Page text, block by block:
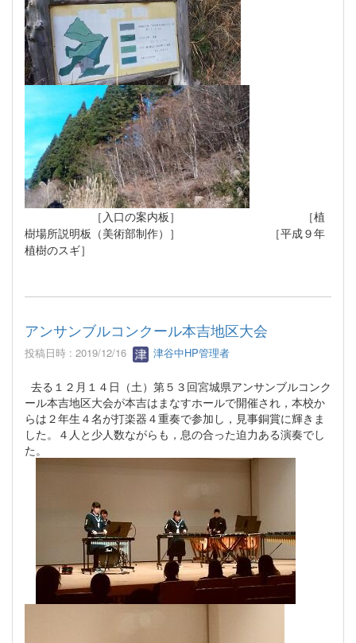
［入口の案内板］ ［植
樹場所説明板（美術部制作）］ ［平成９年
植樹のスギ］
アンサンブルコンクール本吉地区大会
投稿日時 : 2019/12/16 津谷中HP管理者
去る１２月１４日（土）第５３回宮城県アンサンブルコンク
ール本吉地区大会が本吉はまなすホールで開催され，本校か
らは２年生４名が打楽器４重奏で参加し，見事銅賞に輝きま
した。４人と少人数ながらも，息の合った迫力ある演奏でし
た。